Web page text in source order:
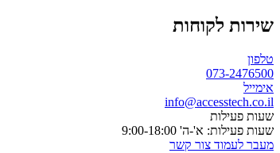
שירות לקוחות
טלפון
073-2476500
אימייל
info@accesstech.co.il
שעות פעילות
שעות פעילות: א'-ה' 9:00-18:00
מעבר לעמוד צור קשר